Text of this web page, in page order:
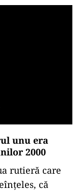
unu era
2000
rutieră care
că